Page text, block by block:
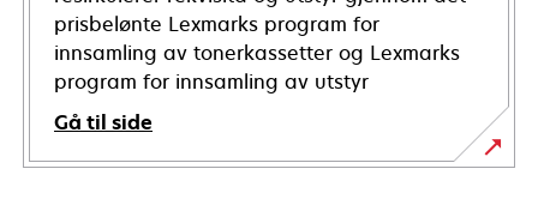
prisbelønte Lexmarks program for
innsamling av tonerkassetter og Lexmarks
program for innsamling av utstyr
Gå til side